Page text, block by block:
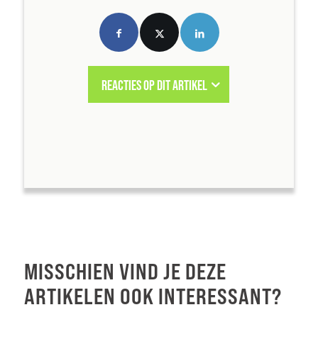
REACTIES OP DIT ARTIKEL
MISSCHIEN VIND JE DEZE
ARTIKELEN OOK INTERESSANT?